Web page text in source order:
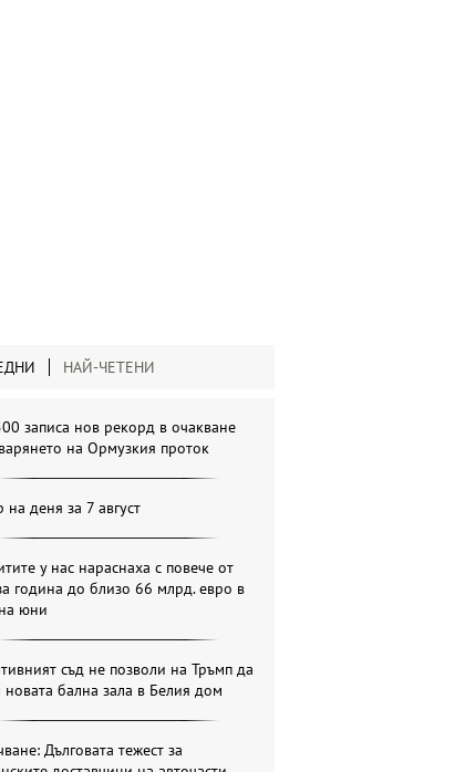
НАЙ-ЧЕТЕНИ
записа нов рекорд в очакване
на Ормузкия проток
на деня за 7 август
у нас нараснаха с повече от
година до близо 66 млрд. евро в
юни
съд не позволи на Тръмп да
новата бална зала в Белия дом
Дълговата тежест за